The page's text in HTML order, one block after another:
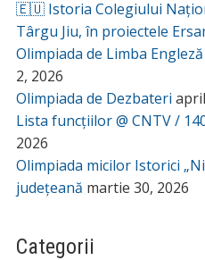
🇪🇺 Istoria Colegiului
Târgu Jiu, în proiectele
Olimpiada de Limba
2, 2026
Olimpiada de Dezbateri
Lista funcțiilor @ CNTV /
2026
Olimpiada micilor Istorici
județeană martie 30, 2026
Categorii